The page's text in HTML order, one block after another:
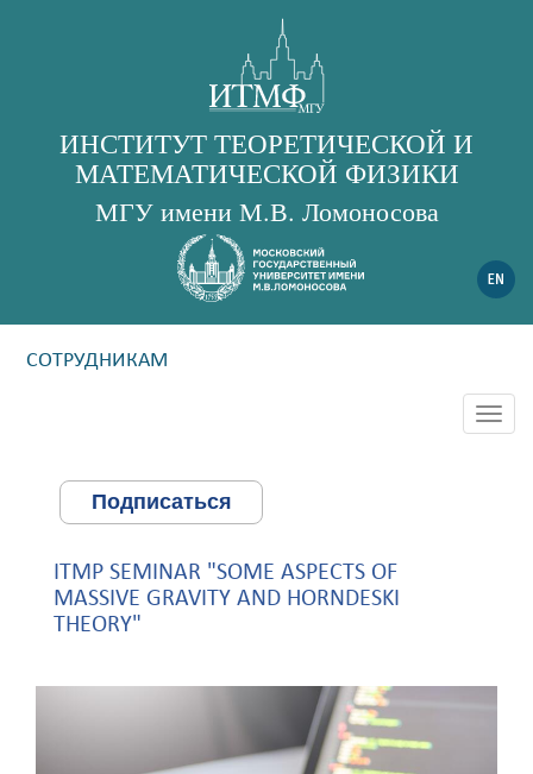
ИНСТИТУТ ТЕОРЕТИЧЕСКОЙ И
МАТЕМАТИЧЕСКОЙ ФИЗИКИ
МГУ имени М.В. Ломоносова
СОТРУДНИКАМ
Подписаться
ITMP SEMINAR "SOME ASPECTS OF
MASSIVE GRAVITY AND HORNDESKI
THEORY"